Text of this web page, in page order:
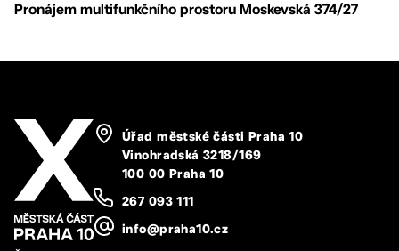
Pronájem multifunkčního prostoru Moskevská 374/27
Úřad městské části Praha 10
Vinohradská 3218/169
100 00 Praha 10
267 093 111
info@praha10.cz